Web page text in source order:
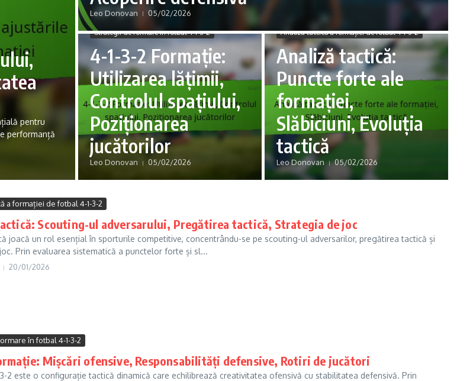
pentru
performanță
Leo Donovan 05/02/2026
Strategii de formare în fotbal 4-1-3-2
4-1-3-2 Formație:
Utilizarea lățimii,
Controlul spațiului,
Poziționarea
jucătorilor
Leo Donovan 05/02/2026
Analiza tactică a formației de fotbal 4-1-3-2
Analiză tactică:
Puncte forte ale
formației,
Slăbiciuni, Evoluția
tactică
Leo Donovan 05/02/2026
a formației de fotbal 4-1-3-2
Scouting-ul adversarului, Pregătirea tactică, Strategia de joc
joacă un rol esențial în sporturile competitive, concentrându-se pe scouting-ul adversarilor, pregătirea tactică și
Prin evaluarea sistematică a punctelor forte și sl...
20/01/2026
în fotbal 4-1-3-2
Mișcări ofensive, Responsabilități defensive, Rotiri de jucători
2 este o configurație tactică dinamică care echilibrează creativitatea ofensivă cu stabilitatea defensivă. Prin